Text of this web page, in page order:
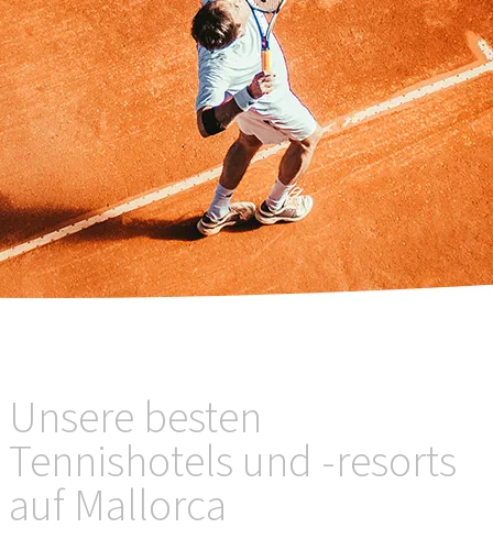
Unsere besten
Tennishotels und -resorts
auf Mallorca